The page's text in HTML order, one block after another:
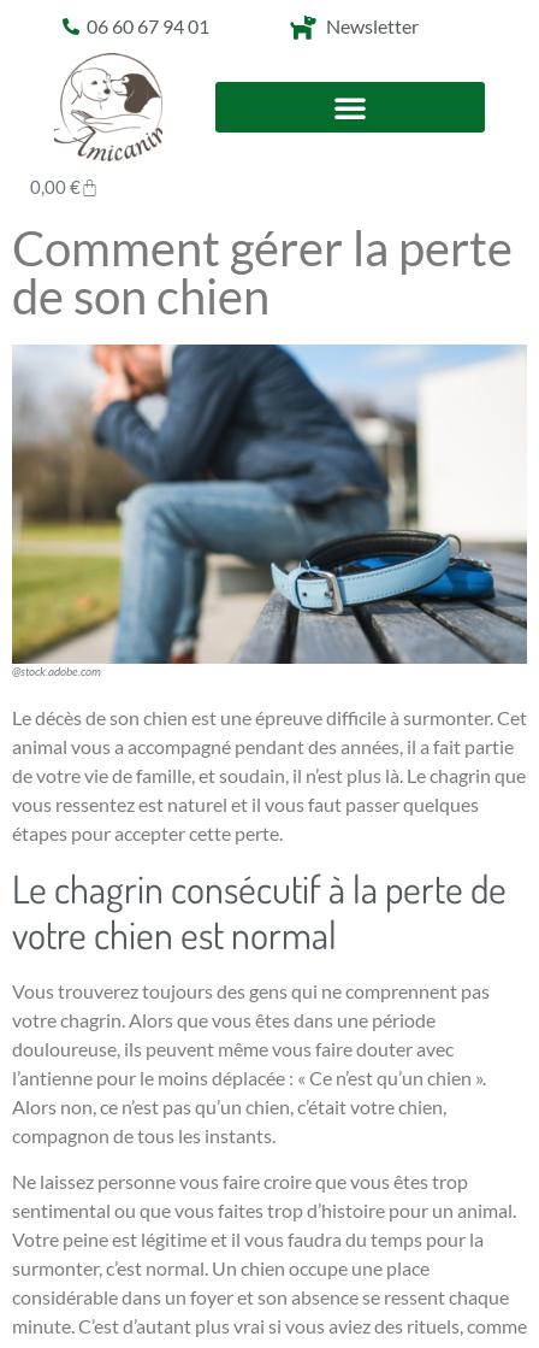
06 60 67 94 01 Newsletter
0,00€
Comment gérer la perte
de son chien
@stock.adobe.com
Le décès de son chien est une épreuve difficile à surmonter. Cet
animal vous a accompagné pendant des années, il a fait partie
de votre vie de famille, et soudain, il n’est plus là. Le chagrin que
vous ressentez est naturel et il vous faut passer quelques
étapes pour accepter cette perte.
Le chagrin consécutif à la perte de
votre chien est normal
Vous trouverez toujours des gens qui ne comprennent pas
votre chagrin. Alors que vous êtes dans une période
douloureuse, ils peuvent même vous faire douter avec
l’antienne pour le moins déplacée : « Ce n’est qu’un chien ».
Alors non, ce n’est pas qu’un chien, c’était votre chien,
compagnon de tous les instants.
Ne laissez personne vous faire croire que vous êtes trop
sentimental ou que vous faites trop d’histoire pour un animal.
Votre peine est légitime et il vous faudra du temps pour la
surmonter, c’est normal. Un chien occupe une place
considérable dans un foyer et son absence se ressent chaque
minute. C’est d’autant plus vrai si vous aviez des rituels, comme